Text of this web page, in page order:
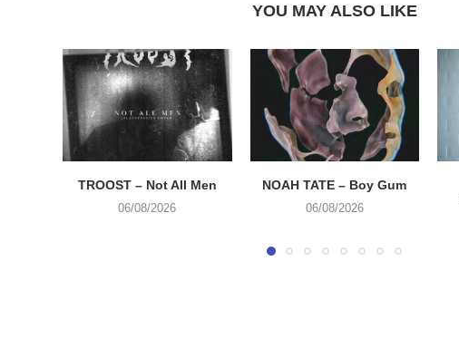
YOU MAY ALSO LIKE
TROOST – Not All Men
06/08/2026
NOAH TATE – Boy Gum
06/08/2026